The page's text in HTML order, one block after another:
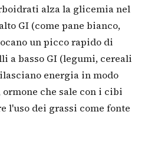
alza la glicemia nel
GI (come pane bianco,
un picco rapido di
a basso GI (legumi, cereali
energia in modo
che sale con i cibi
l'uso dei grassi come fonte